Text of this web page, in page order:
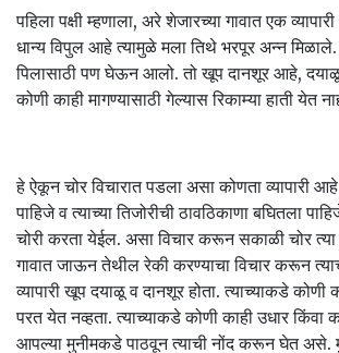
पहिला पक्षी म्हणाला, अरे शेजारच्या गावात एक
धान्य विपुल आहे त्यामुळे मला तिथे भरपूर अन्न
पिलासाठी पण घेऊन आलो. तो खूप दानशूर आहे,
कोणी काही मागण्यासाठी गेल्यास रिकाम्या हाती येत
हे ऐकून चोर विचारात पडला असा कोणता व्यापारी
पाहिजे व त्याच्या तिजोरीची ठावठिकाणा बघितला
चोरी करता येईल. असा विचार करून सकाळी चोर त्या
गावात जाऊन तेथील रेकी करण्याचा विचार करून
व्यापारी खूप दयाळू व दानशूर होता. त्याच्याकडे कोणी
परत येत नव्हता. त्याच्याकडे कोणी काही उधार किंवा
आपल्या मुनीमकडे पाठवून त्याची नोंद करून घेत असे.